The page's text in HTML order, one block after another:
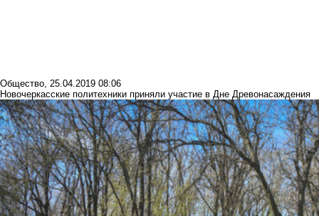
Общество, 25.04.2019 08:06
Новочеркасские политехники приняли участие в Дне Древонасаждения